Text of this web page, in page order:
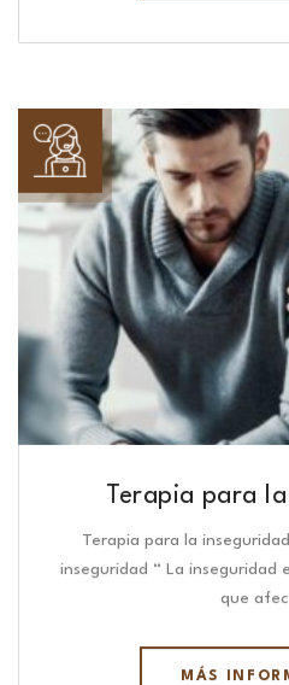
Terapia para
Terapia para la
inseguridad “ La inseguridad
que
MÁS